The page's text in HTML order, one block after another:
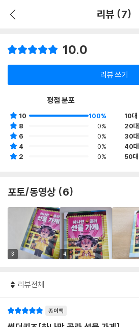
리뷰 (7)
10.0
리뷰 쓰기
평점 분포
10
100%
8
0%
6
0%
4
0%
2
0%
10대
20대
30대
40대
50대
포토/동영상 (6)
3 4
리뷰전체
종이책